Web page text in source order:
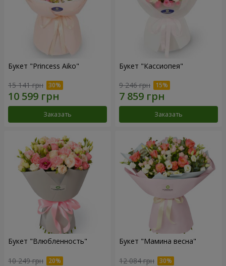
Букет "Princess Aiko"
15 141 грн
Заказать
Букет "Кассиопея"
9 246 грн
Заказать
Букет "Влюбленность"
10 249 грн
Букет "Мамина весна"
12 084 грн